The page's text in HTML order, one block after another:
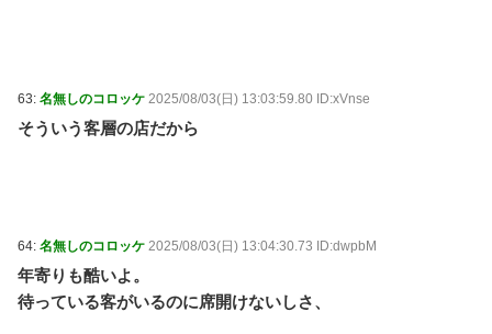
63: 名無しのコロッケ 2025/08/03(日) 13:03:59.80 ID:xVnse
そういう客層の店だから
64: 名無しのコロッケ 2025/08/03(日) 13:04:30.73 ID:dwpbM
年寄りも酷いよ。
待っている客がいるのに席開けないしさ、